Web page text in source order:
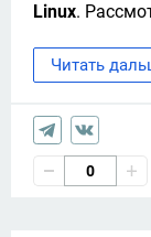
Linux.
Читать
0